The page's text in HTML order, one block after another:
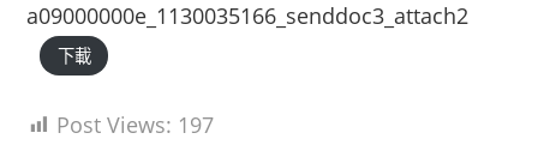
a09000000e_1130035166_senddoc3_attach2
下載
Post Views: 197